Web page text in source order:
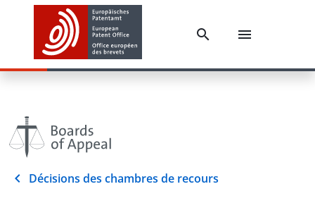
Décisions des chambres de recours